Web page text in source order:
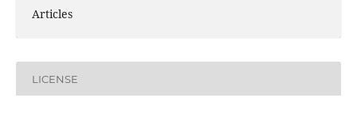
Articles
LICENSE